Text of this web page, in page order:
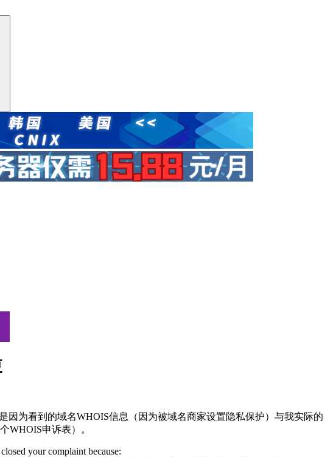
为看到的域名WHOIS信息（因为被域名商家设置隐私保护）与我实际的
WHOIS申诉表）。
your complaint because: